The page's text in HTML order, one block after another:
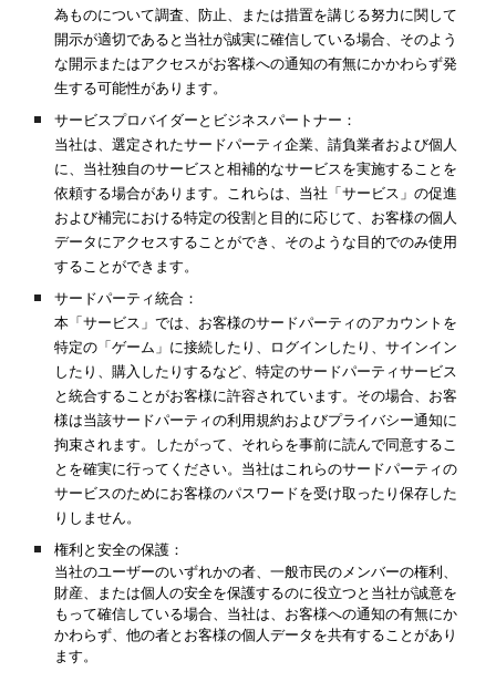
為ものについて調査、防止、または措置を講じる努力に関して
開示が適切であると当社が誠実に確信している場合、そのよう
な開示またはアクセスがお客様への通知の有無にかかわらず発
生する可能性があります。
サービスプロバイダーとビジネスパートナー：
当社は、選定されたサードパーティ企業、請負業者および個人
に、当社独自のサービスと相補的なサービスを実施することを
依頼する場合があります。これらは、当社「サービス」の促進
および補完における特定の役割と目的に応じて、お客様の個人
データにアクセスすることができ、そのような目的でのみ使用
することができます。
サードパーティ統合：
本「サービス」では、お客様のサードパーティのアカウントを
特定の「ゲーム」に接続したり、ログインしたり、サインイン
したり、購入したりするなど、特定のサードパーティサービス
と統合することがお客様に許容されています。その場合、お客
様は当該サードパーティの利用規約およびプライバシー通知に
拘束されます。したがって、それらを事前に読んで同意するこ
とを確実に行ってください。当社はこれらのサードパーティの
サービスのためにお客様のパスワードを受け取ったり保存した
りしません。
権利と安全の保護：
当社のユーザーのいずれかの者、一般市民のメンバーの権利、
財産、または個人の安全を保護するのに役立つと当社が誠意を
もって確信している場合、当社は、お客様への通知の有無にか
かわらず、他の者とお客様の個人データを共有することがあり
ます。